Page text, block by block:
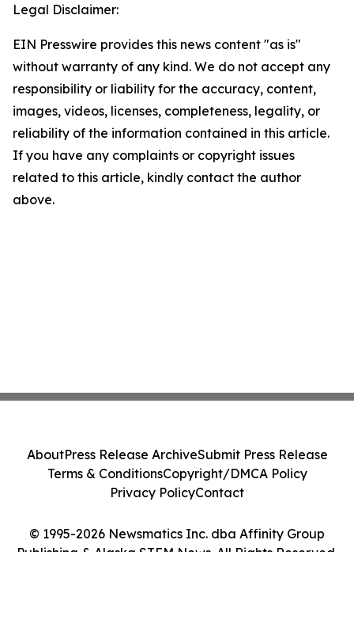
Legal Disclaimer:
EIN Presswire provides this news content "as is"
without warranty of any kind. We do not accept any
responsibility or liability for the accuracy, content,
images, videos, licenses, completeness, legality, or
reliability of the information contained in this article.
If you have any complaints or copyright issues
related to this article, kindly contact the author
above.
© 1995-2026 Newsmatics Inc. dba Affinity Group
Publishing & Alaska STEM News. All Rights Reserved.
AboutPress Release ArchiveSubmit Press Release
Terms & ConditionsCopyright/DMCA Policy
Privacy PolicyContact